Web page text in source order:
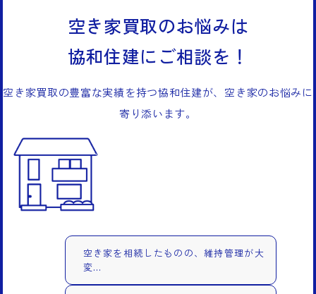
空き家買取のお悩みは
協和住建にご相談を！
空き家買取の豊富な実績を持つ協和住建が、空き家のお悩みに
寄り添います。
空き家を相続したものの、維持管理が大
変…